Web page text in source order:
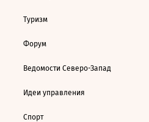
Туризм
Форум
Ведомости Северо-Запад
Идеи управления
Спорт